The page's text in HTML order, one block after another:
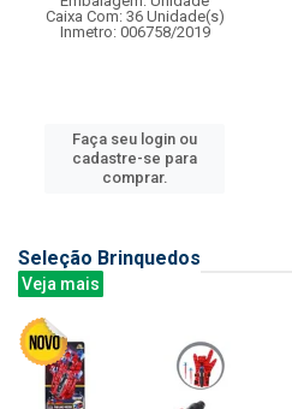
Caixa Com: 36 Unidade(s)
Inmetro: 006758/2019
Faça seu login ou
cadastre-se para
comprar.
Seleção Brinquedos
Veja mais